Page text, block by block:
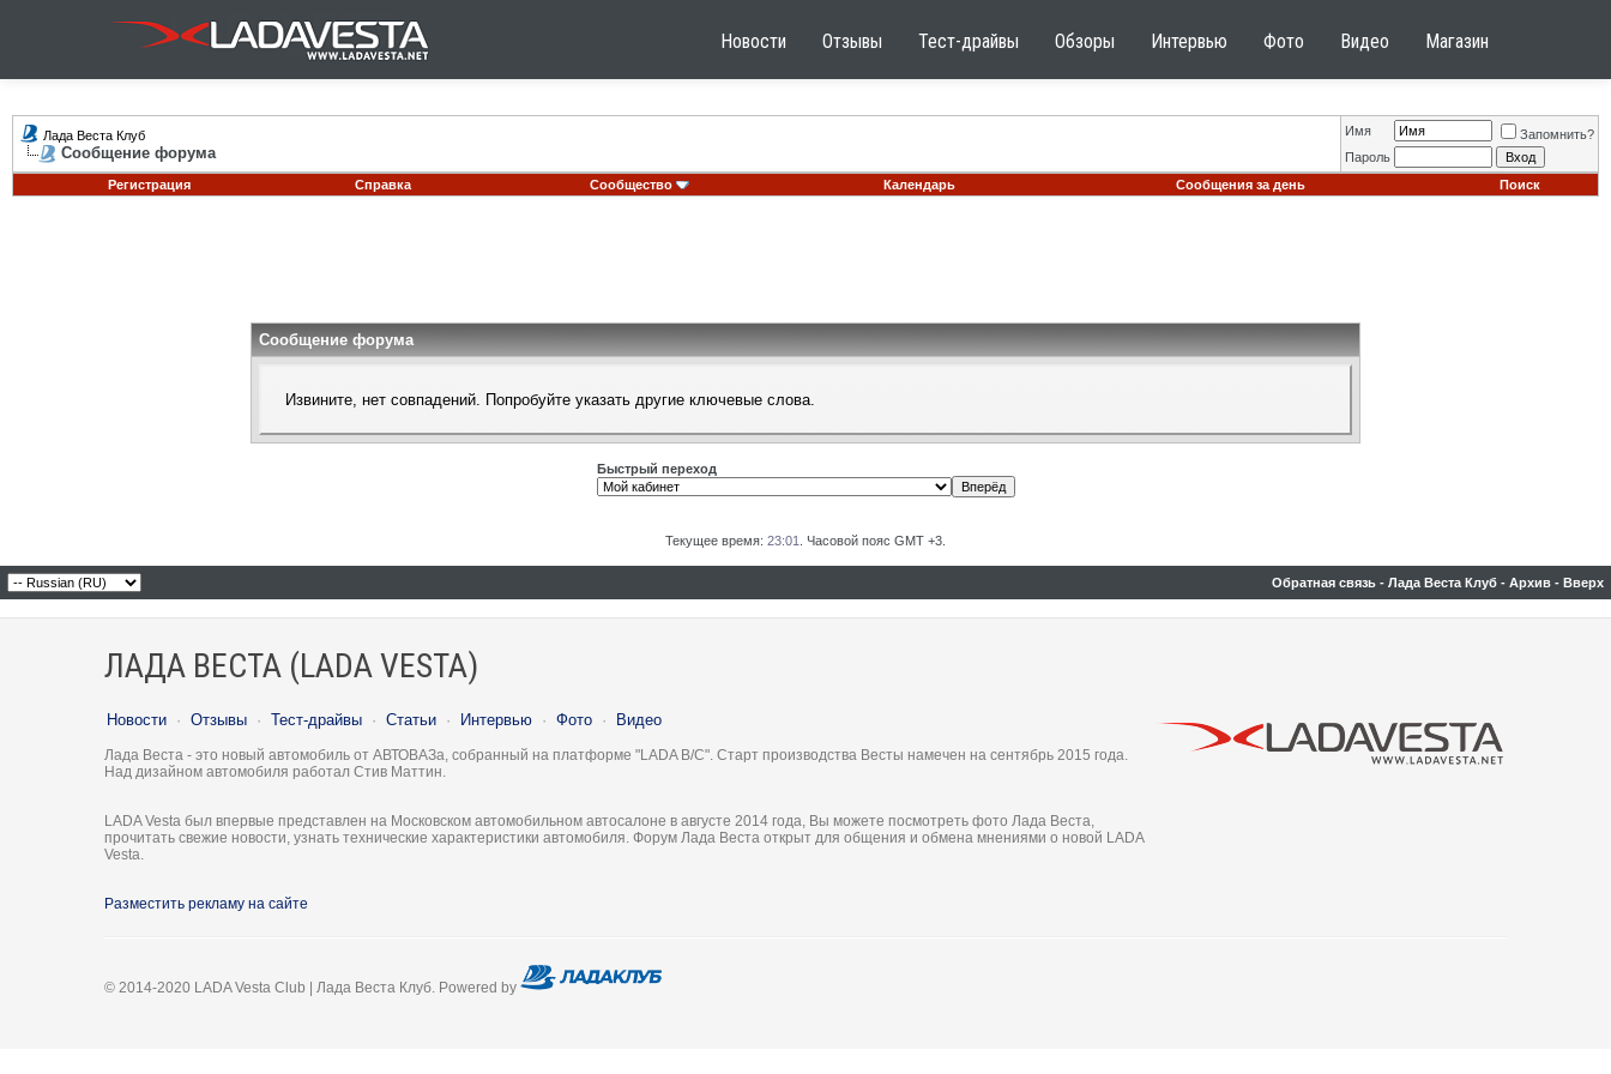
Новости Отзывы Тест-драйвы Обзоры Интервью Фото Видео Магазин
Лада Веста Клуб
Сообщение форума
Имя
Запомнить?
Пароль
Регистрация
Справка Сообщество Календарь Сообщения за день Поиск
Сообщение форума
Извините, нет совпадений. Попробуйте указать другие ключевые слова.
Быстрый переход
Текущее время: 23:01 . Часовой пояс GMT +3.
Обратная связь - Лада Веста Клуб - Архив - Вверх
ЛАДА ВЕСТА (LADA VESTA)
Новости · Отзывы · Тест-драйвы · Статьи · Интервью · Фото · Видео
Лада Веста - это новый автомобиль от АВТОВАЗа, собранный на платформе "LADA B/C". Старт производства Весты намечен на сентябрь 2015 года.
Над дизайном автомобиля работал Стив Маттин.
LADA Vesta был впервые представлен на Московском автомобильном автосалоне в августе 2014 года, Вы можете посмотреть фото Лада Веста,
прочитать свежие новости, узнать технические характеристики автомобиля. Форум Лада Веста открыт для общения и обмена мнениями о новой LADA
Vesta.
Разместить рекламу на сайте
© 2014-2020 LADA Vesta Club | Лада Веста Клуб. Powered by